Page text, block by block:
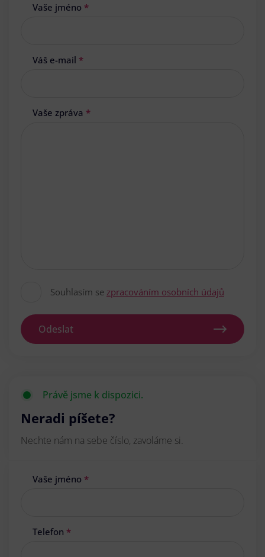
Vaše jméno *
Váš e-mail *
Vaše zpráva *
Souhlasím se zpracováním osobních údajů
Odeslat
Právě jsme k dispozici.
Neradi píšete?
Nechte nám na sebe číslo, zavoláme si.
Vaše jméno *
Telefon *